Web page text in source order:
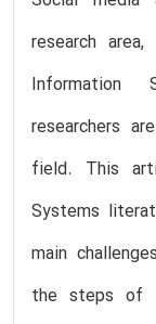
research
Information
researchers
field. This
Systems
main
the steps of